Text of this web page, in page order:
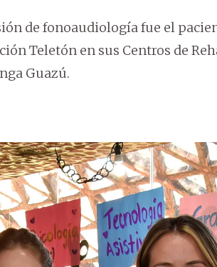
de fonoaudiología fue el
Teletón en sus Centros de
Guazú.